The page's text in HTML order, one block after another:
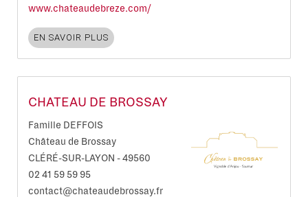
www.chateaudebreze.com/
EN SAVOIR PLUS
CHATEAU DE BROSSAY
Famille DEFFOIS
Château de Brossay
CLÉRÉ-SUR-LAYON - 49560
02 41 59 59 95
contact@chateaudebrossay.fr